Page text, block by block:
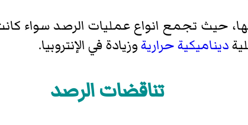
حيث تجمع انواع عمليات الرصد سواء
ديناميكية حراريةوزيادة في الإنتروبيا.
تناقضات الرصد